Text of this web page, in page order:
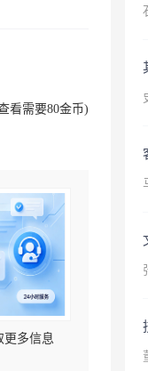
看需要80金币)
更多信息